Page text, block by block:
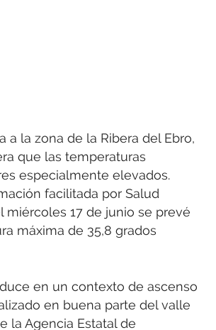
a la zona de la Ribera del Ebro,
que las temperaturas
especialmente elevados.
facilitada por Salud
miércoles 17 de junio se prevé
máxima de 35,8 grados
en un contexto de ascenso
en buena parte del valle
la Agencia Estatal de